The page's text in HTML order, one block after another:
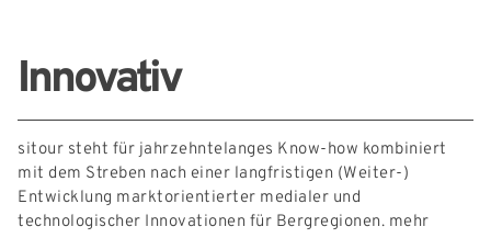
Innovativ
sitour steht für jahrzehntelanges Know-how kombiniert
mit dem Streben nach einer langfristigen (Weiter-)
Entwicklung marktorientierter medialer und
technologischer Innovationen für Bergregionen. mehr